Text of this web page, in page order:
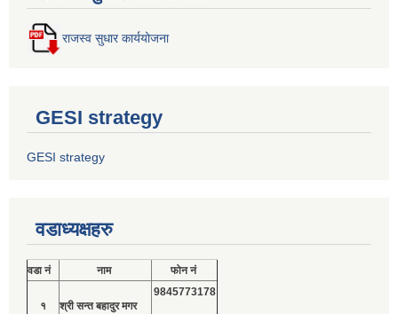
राजस्व सुधार कार्ययोजना
GESI strategy
GESI strategy
वडाध्यक्षहरु
वडा नं नाम फोन नं
१ श्री सन्त बहादुर मगर
9845773178